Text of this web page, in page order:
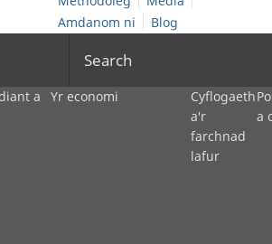
Amdanom ni
Blog
Search
a
Yr economi
Cyflogaeth
a'r
farchnad
lafur
a